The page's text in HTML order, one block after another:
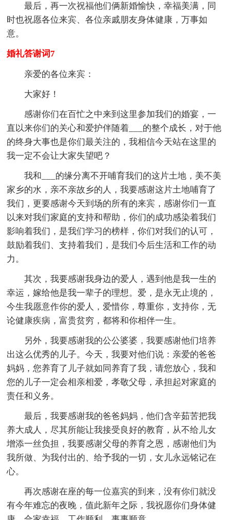
最后，再一次祝福他们俩新婚愉快，幸福美满，同
时也祝愿各位来宾、各位亲戚朋友身体健康，万事如
意。
婚礼答谢词7
亲爱的各位来宾：
大家好！
感谢你们在百忙之中来到这里参加我们的婚宴，一
直以来你们的关心和爱护伴随着___的整个成长，对于他
的终身大事也是你们最关注的，我相信今天站在这里的
我一定不会让大家失望吧？
我和___的缘分离不开哺育我们的这片土地，美不美
家乡的水，亲不亲故乡的人，我要感谢这片土地哺育了
我们，更要感谢今天到场的所有的来宾，感谢你们一直
以来对我们家庭的支持和帮助，你们的成功感染着我们
影响着我们，是我们学习的榜样，你们对我们的认可，
鼓励着我们、支持着我们，是我们今后生活和工作的动
力。
其次，我要感谢我身边的爱人，遇到他是我一生的
幸运，嫁给他是我一辈子的理想。爱，是永无止境的，
今生我愿意作你的爱人，爱惜你，尊重你，支持你，无
论健康疾病，富贵贫穷，都将和你相伴一生。
另外，我要感谢我的公公婆婆，我要感谢他们培养
出这么优秀的儿子。今天，我要对他们说：亲爱的爸爸
妈妈，您养育了儿子就如同养育了我，请您放心，我和
您的儿子一定会相亲相爱，孝敬父母，承担起对家庭的
责任和义务。
最后，我要感谢我的爸爸妈妈，他们含辛茹苦把我
养大成人，尽其所能让我接受良好的教育，从不给儿女
增添一丝负担，我要感谢父母的养育之恩，感谢他们为
我所做、为我付出的、给予我的一切，女儿永远铭记在
心。
再次感谢在座的每一位嘉宾的到来，没有你们就没
有今年难忘的夜晚，值此新年之际，我祝愿你们身体健